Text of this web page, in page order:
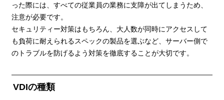
った際には、すべての従業員の業務に支障が出てしまうため、
注意が必要です。
セキュリティー対策はもちろん、大人数が同時にアクセスして
も負荷に耐えられるスペックの製品を選ぶなど、サーバー側で
のトラブルを防げるよう対策を徹底することが大切です。
VDIの種類